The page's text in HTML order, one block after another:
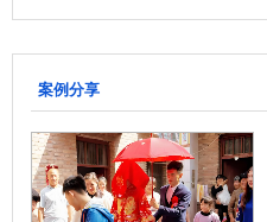
案例分享